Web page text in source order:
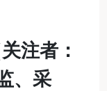
注者：
、采